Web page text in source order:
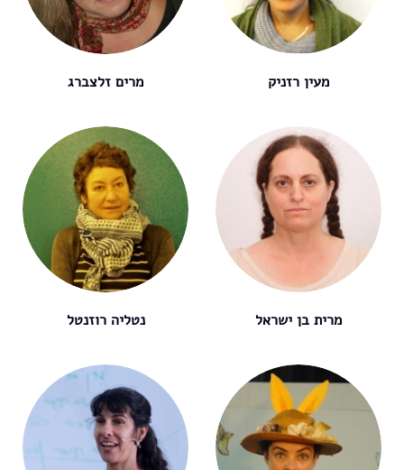
מעין רזניק מרים זלצברג
מרית בן ישראל נטליה רוזנטל